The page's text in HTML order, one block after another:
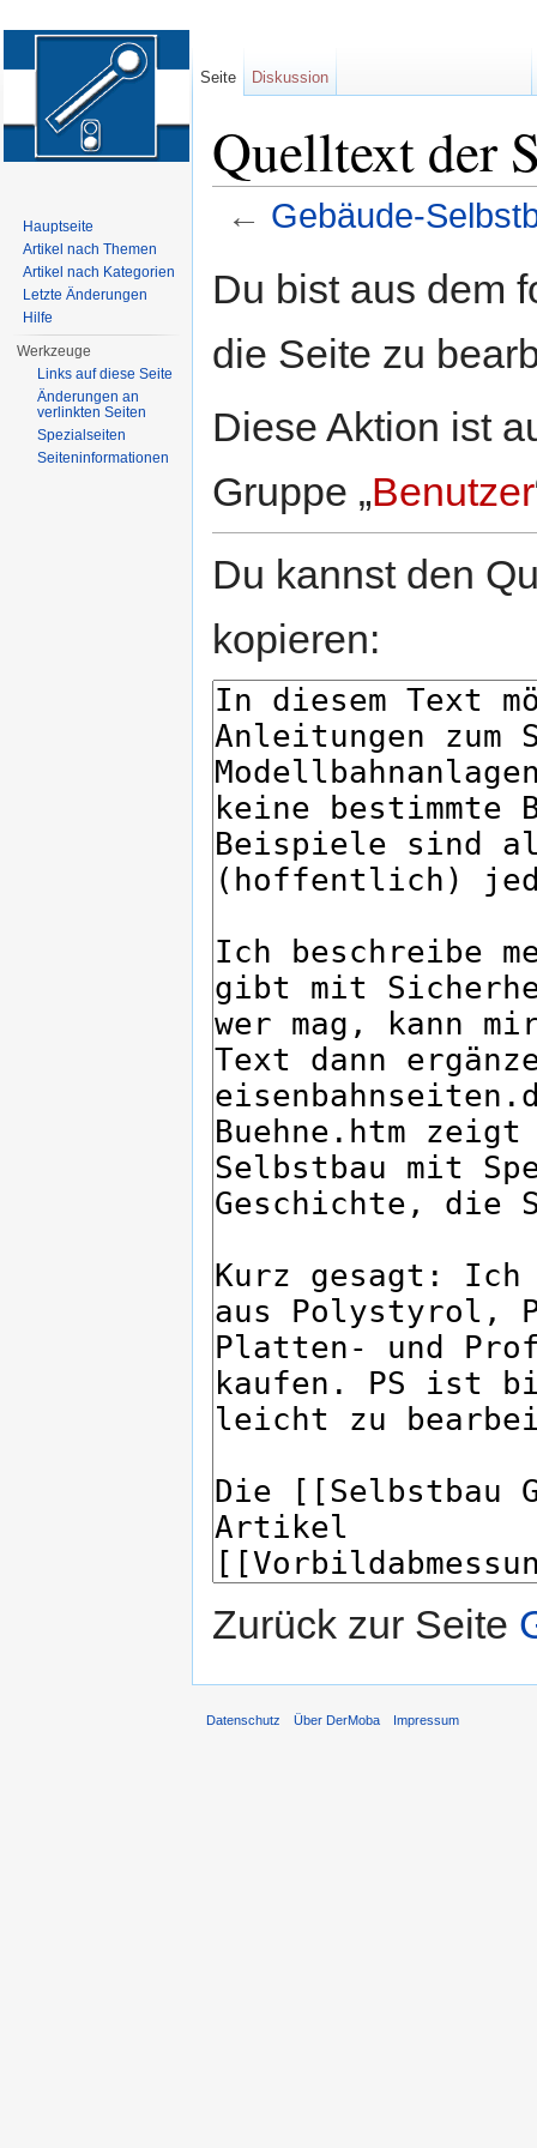
Quelltext der
← Gebäude-
Du bist aus dem
die Seite zu
Diese Aktion ist
Gruppe „Benutzer
Du kannst den
kopieren:
Zurück zur Seite
Seite Diskussion
Hauptseite
Artikel nach Themen
Artikel nach Kategorien
Letzte Änderungen
Hilfe
Werkzeuge
Links auf diese Seite
Änderungen an
verlinkten Seiten
Spezialseiten
Seiten­informationen
Datenschutz Über DerMoba Impressum